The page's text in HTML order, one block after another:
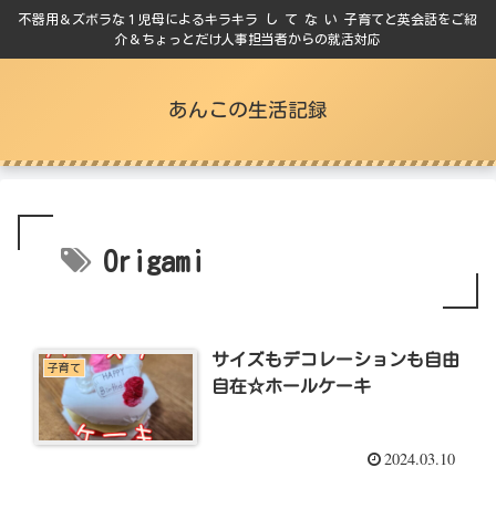
不器用＆ズボラな１児母によるキラキラ し て な い 子育てと英会話をご紹
介＆ちょっとだけ人事担当者からの就活対応
あんこの生活記録
Origami
子育て
サイズもデコレーションも自由
自在☆ホールケーキ
2024.03.10